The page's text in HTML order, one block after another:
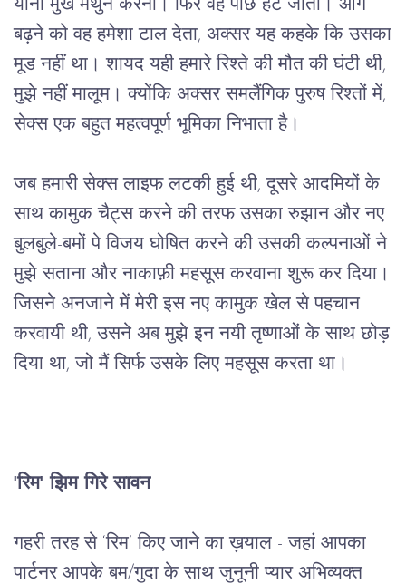
यानी मुख मैथुन करना। फिर वह पीछे हट जाता। आगे
बढ़ने को वह हमेशा टाल देता, अक्सर यह कहके कि उसका
मूड नहीं था। शायद यही हमारे रिश्ते की मौत की घंटी थी,
मुझे नहीं मालूम। क्योंकि अक्सर समलैंगिक पुरुष रिश्तों में,
सेक्स एक बहुत महत्वपूर्ण भूमिका निभाता है।
जब हमारी सेक्स लाइफ लटकी हुई थी, दूसरे आदमियों के
साथ कामुक चैट्स करने की तरफ उसका रुझान और नए
बुलबुले-बमों पे विजय घोषित करने की उसकी कल्पनाओं ने
मुझे सताना और नाकाफ़ी महसूस करवाना शुरू कर दिया।
जिसने अनजाने में मेरी इस नए कामुक खेल से पहचान
करवायी थी, उसने अब मुझे इन नयी तृष्णाओं के साथ छोड़
दिया था, जो मैं सिर्फ उसके लिए महसूस करता था।
'रिम' झिम गिरे सावन
गहरी तरह से ‘रिम’ किए जाने का ख़याल - जहां आपका
पार्टनर आपके बम/गुदा के साथ जुनूनी प्यार अभिव्यक्त